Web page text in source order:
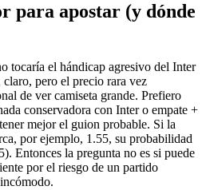
para apostar (y dónde
tocaría el hándicap agresivo del Inter
pero el precio rara vez
de ver camiseta grande. Prefiero
conservadora con Inter o empate +
mejor el guion probable. Si la
por ejemplo, 1.55, su probabilidad
Entonces la pregunta no es si puede
por el riesgo de un partido